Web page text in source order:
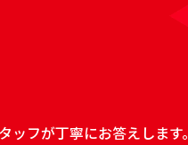
フが丁寧にお答えします。